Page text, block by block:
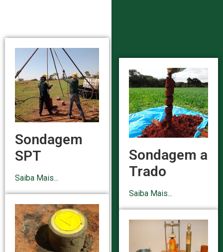
Sondagem
SPT
Saiba Mais...
Sondagem a
Trado
Saiba Mais...